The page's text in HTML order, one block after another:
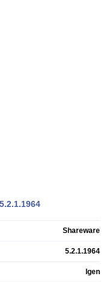
5.2.1.1964
Shareware
5.2.1.1964
Igen